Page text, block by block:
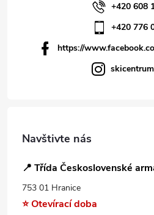
+420 608
+420 776
https://
Navštivte nás
📍 Třída Československé
753 01 Hranice
⭐ Otevírací doba